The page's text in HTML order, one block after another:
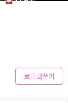
로그 글쓰기